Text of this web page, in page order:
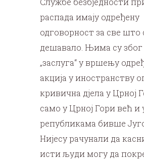
распада имају одређену
одговорност за све што
дешавало. Њима су због
„заслуга“ у вршењу
акција у иностранству
кривична дјела у Црној
само у Црној Гори већ и
републикама бивше
Нијесу рачунали да
исти људи могу да